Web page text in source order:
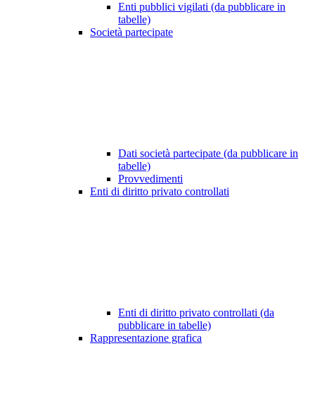
Enti pubblici vigilati (da pubblicare in
tabelle)
Società partecipate
Dati società partecipate (da pubblicare in
tabelle)
Provvedimenti
Enti di diritto privato controllati
Enti di diritto privato controllati (da
pubblicare in tabelle)
Rappresentazione grafica